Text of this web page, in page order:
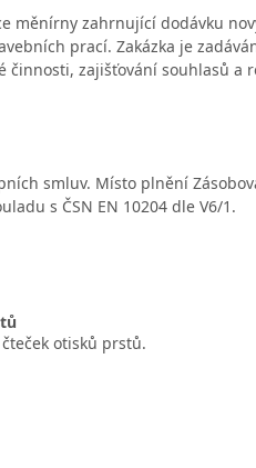
měnírny zahrnující dodávku
prací. Zakázka je
zajišťování souhlasů a
smluv. Místo plnění
s ČSN EN 10204 dle V6/1.
otisků prstů.